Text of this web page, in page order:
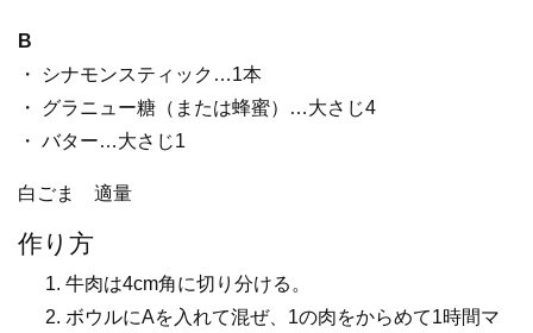
B
・ シナモンスティック…1本
・ グラニュー糖（または蜂蜜）…大さじ4
・ バター…大さじ1
白ごま 適量
作り方
牛肉は4cm角に切り分ける。
ボウルにAを入れて混ぜ、1の肉をからめて1時間マ